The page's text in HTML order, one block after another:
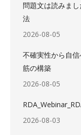
問題文は読みま
法
2026-08-05
不確実性から自
筋の構築
2026-08-05
2026-08-03